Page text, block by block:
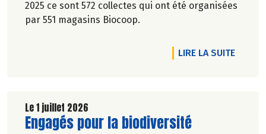
2025 ce sont 572 collectes qui ont été organisées
par 551 magasins Biocoop.
LIRE LA SUITEDE
Le 1 juillet 2026
Lire la suite de l'article
Engagés pour la biodiversité